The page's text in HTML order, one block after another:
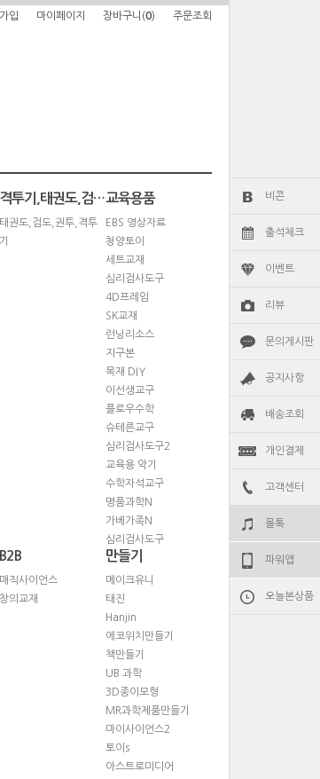
비콘
출석체크
이벤트
리뷰
문의게시판
공지사항
배송조회
개인결제
고객센터
몰톡
파워앱
오늘본상품
입 마이페이지 장바구니(0) 주문조회
격투기,태권도,검도,권투
태권도,검도,권투,격투
기
교육용품
EBS 영상자료
청양토이
세트교재
심리검사도구
4D프레임
SK교재
런닝리소스
지구본
목재 DIY
이선생교구
플로우수학
슈테른교구
심리검사도구2
교육용 악기
수학자석교구
명품과학N
가베가족N
심리검사도구
B2B
매직사이언스
창의교재
만들기
메이크유니
태진
Hanjin
에코위치만들기
책만들기
UB 과학
3D종이모형
MR과학제품만들기
마이사이언스2
토이s
아스트로미디어